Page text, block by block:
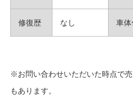
修復歴 なし 車体
※お問い合わせいただいた時点で
もあります。